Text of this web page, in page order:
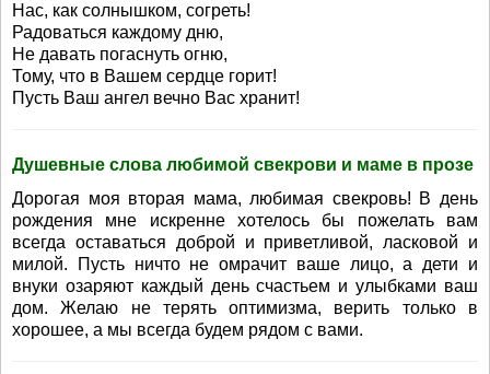
Нас, как солнышком, согреть!
Радоваться каждому дню,
Не давать погаснуть огню,
Тому, что в Вашем сердце горит!
Пусть Ваш ангел вечно Вас хранит!
Душевные слова любимой свекрови и маме в прозе
Дорогая моя вторая мама, любимая свекровь! В день
рождения мне искренне хотелось бы пожелать вам
всегда оставаться доброй и приветливой, ласковой и
милой. Пусть ничто не омрачит ваше лицо, а дети и
внуки озаряют каждый день счастьем и улыбками ваш
дом. Желаю не терять оптимизма, верить только в
хорошее, а мы всегда будем рядом с вами.